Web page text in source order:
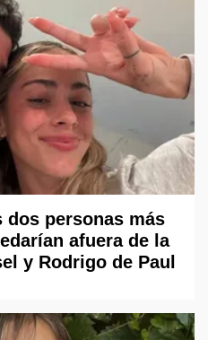
dos personas más
afuera de la
y Rodrigo de Paul